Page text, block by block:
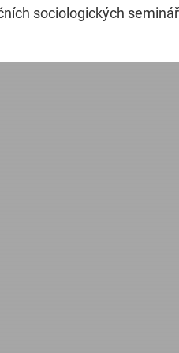
sociologických